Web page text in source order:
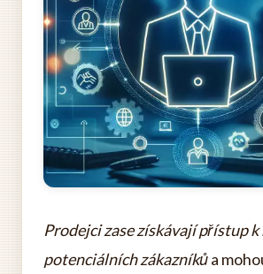
Prodejci zase získávají přístup
potenciálních zákazníkůa